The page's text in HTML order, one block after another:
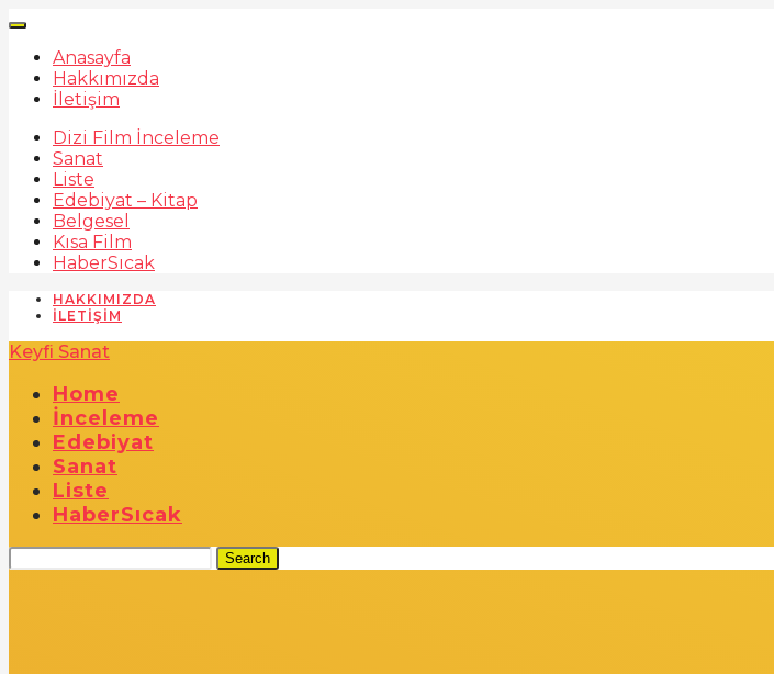
Anasayfa
Hakkımızda
İletişim
Dizi Film İnceleme
Sanat
Liste
Edebiyat – Kitap
Belgesel
Kısa Film
HaberSıcak
HAKKIMIZDA
İLETIŞIM
Keyfi Sanat
Home
İnceleme
Edebiyat
Sanat
Liste
HaberSıcak
Search